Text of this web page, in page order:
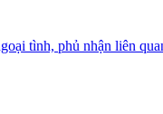
tình, phủ nhận liên